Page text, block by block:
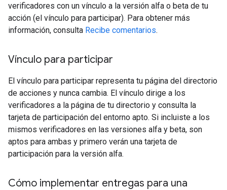
verificadores con un vínculo a la versión alfa o beta de tu
acción (el vínculo para participar). Para obtener más
información, consulta Recibe comentarios.
Vínculo para participar
El vínculo para participar representa tu página del directorio
de acciones y nunca cambia. El vínculo dirige a los
verificadores a la página de tu directorio y consulta la
tarjeta de participación del entorno apto. Si incluiste a los
mismos verificadores en las versiones alfa y beta, son
aptos para ambas y primero verán una tarjeta de
participación para la versión alfa.
Cómo implementar entregas para una